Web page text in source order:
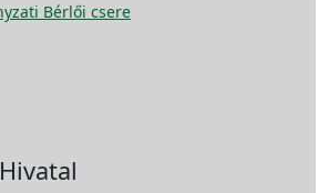
Bérlői csere